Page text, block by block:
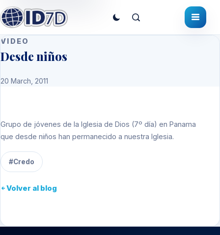
VIDEO
Desde niños
20 March, 2011
Grupo de jóvenes de la Iglesia de Dios (7º día) en Panama
que desde niños han permanecido a nuestra Iglesia.
#Credo
Volver al blog